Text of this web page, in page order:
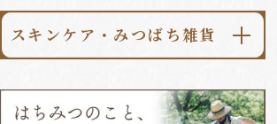
金澤柚子みつ
季節のハニードリンク
ハニードリンク一覧はこちら
コーヒー・紅茶
アラカルト一覧はこちら
ギフト一覧はこちら
ローヤルゼリー
桑の葉青汁
スキンケア・みつばち雑貨
みつばち雑貨